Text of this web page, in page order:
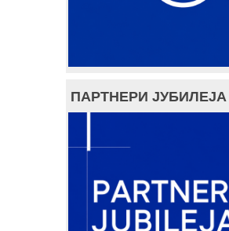
ПАРТНЕРИ